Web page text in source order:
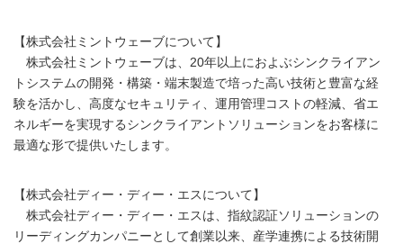
【株式会社ミントウェーブについて】
株式会社ミントウェーブは、20年以上におよぶシンクライアン
トシステムの開発・構築・端末製造で培った高い技術と豊富な経
験を活かし、高度なセキュリティ、運用管理コストの軽減、省エ
ネルギーを実現するシンクライアントソリューションをお客様に
最適な形で提供いたします。
【株式会社ディー・ディー・エスについて】
株式会社ディー・ディー・エスは、指紋認証ソリューションの
リーディングカンパニーとして創業以来、産学連携による技術開